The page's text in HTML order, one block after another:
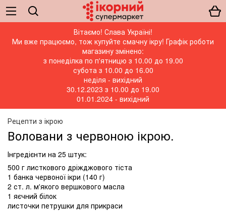
Вітаємо! Слава Україні!
Ми вже працюємо, тож купуйте смачну ікру! Графік роботи
магазину змінено:
з понеділка по п'ятницю з 10.00 до 19.00
субота з 10.00 до 16.00
неділя - вихідний
30.12.2023 з 10.00 до 19.00
01.01.2024 - вихідний
Рецепти з ікрою
Воловани з червоною ікрою.
Інгредієнти на 25 штук:
500 г листкового дріжджового тіста
1 банка червоної ікри (140 г)
2 ст. л. м'якого вершкового масла
1 яєчний білок
листочки петрушки для прикраси